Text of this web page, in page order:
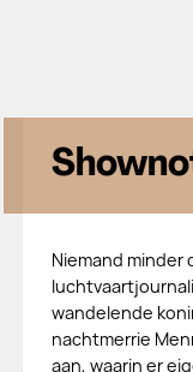
Niemand minder
wandelende
nachtmerrie
aan, waarin er